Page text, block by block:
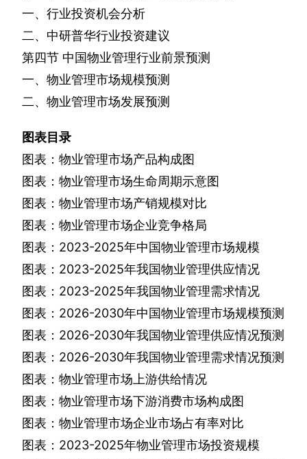
一、行业投资机会分析
二、中研普华行业投资建议
第四节 中国物业管理行业前景预测
一、物业管理市场规模预测
二、物业管理市场发展预测
图表目录
图表：物业管理市场产品构成图
图表：物业管理市场生命周期示意图
图表：物业管理市场产销规模对比
图表：物业管理市场企业竞争格局
图表： 2023-2025年中国物业管理市场规模
图表： 2023-2025年我国物业管理供应情况
图表： 2023-2025年我国物业管理需求情况
图表： 2026-2030年中国物业管理市场规模预测
图表： 2026-2030年我国物业管理供应情况预测
图表： 2026-2030年我国物业管理需求情况预测
图表：物业管理市场上游供给情况
图表：物业管理市场下游消费市场构成图
图表：物业管理市场企业市场占有率对比
图表： 2023-2025年物业管理市场投资规模